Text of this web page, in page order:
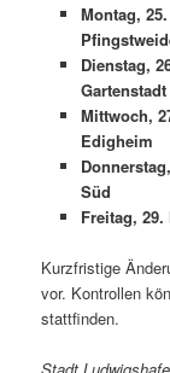
Montag,
Dienstag,
Gartenstadt
Mittwoch,
Edigheim
Süd
Freitag,
Kurzfristige
vor. Kontrollen
stattfinden.